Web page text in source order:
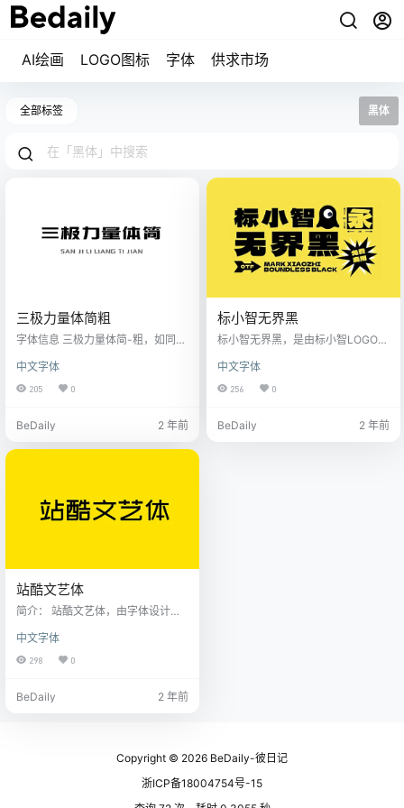
AI绘画 LOGO图标 字体 供求市场
全部标签 黑体
三极力量体简粗
字体信息 三极力量体简-粗，如同它
竖粗，高度压缩，呈扁状，负空间
小。竖钩笔画的转折有圆弧处理，
商业品牌的广告、产品包装设计、
影视作品、界面设计。
中文字体
205 0
BeDaily 2 年前
标小智无界黑
标小智无界黑，是由标小智LOGO神
款品牌字体，允许任何个人和企业
免费使用，包括商用用途，无界无
常酷的免费商用中文字体吧！ 标小
中文字体
256 0
BeDaily 2 年前
站酷文艺体
简介： 站酷文艺体，由字体设计师
工作室以及刘兵克字体设计直播课
学员共同创作完成，设计师郑庆科
完成了最终的字库生成工作。字形
文艺范十足。
中文字体
298 0
BeDaily 2 年前
Copyright © 2026 BeDaily-彼日记
浙ICP备18004754号-15